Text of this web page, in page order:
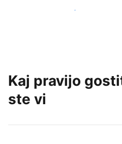
Pridobite nove goste še
Kaj pravijo
ste vi